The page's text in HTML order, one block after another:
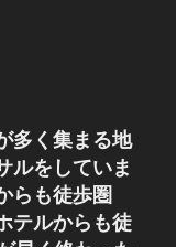
多く集まる地
ルをしていま
らも徒歩圏
テルからも徒